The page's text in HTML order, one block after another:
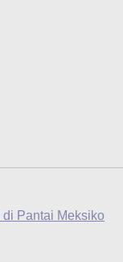
di Pantai Meksiko